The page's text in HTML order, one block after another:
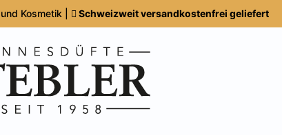
Kosmetik | Schweizweit versandkostenfrei geliefert